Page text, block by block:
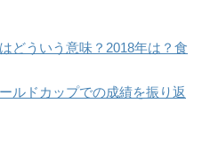
どういう意味？2018年は？食
ルドカップでの成績を振り返